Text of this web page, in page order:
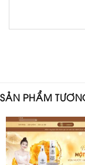
SẢN PHẨM